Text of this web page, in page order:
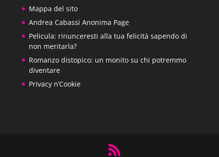
Mappa del sito
Andrea Cabassi Anonima Page
Pelicula: rinunceresti alla tua felicità sapendo di
non meritarla?
Romanzo distopico: un monito su chi potremmo
diventare
Privacy n’Cookie